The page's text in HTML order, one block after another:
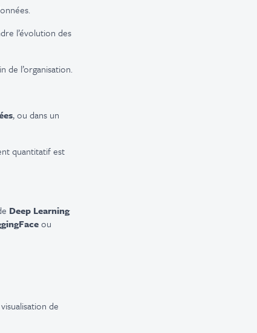
l’évolution des
de l’organisation.
, ou dans un
quantitatif est
Deep Learning
ou
de